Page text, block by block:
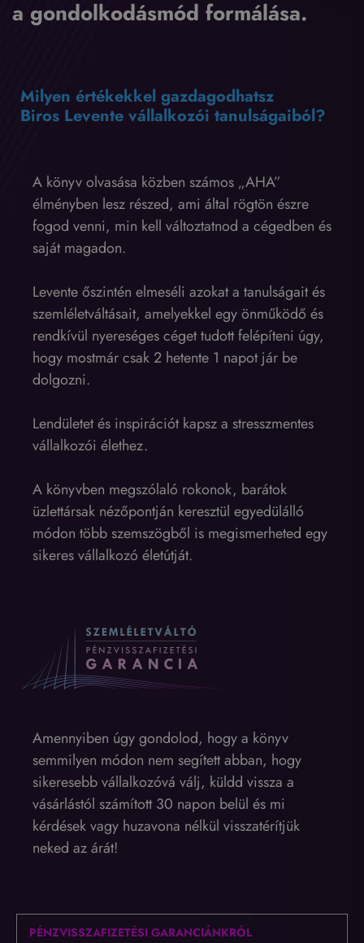
a gondolkodásmód formálása.
Milyen értékekkel gazdagodhatsz
Biros Levente vállalkozói tanulságaiból?
A könyv olvasása közben számos „AHA”
élményben lesz részed, ami által rögtön észre
fogod venni, min kell változtatnod a cégedben és
saját magadon.
Levente őszintén elmeséli azokat a tanulságait és
szemléletváltásait, amelyekkel egy önműködő és
rendkívül nyereséges céget tudott felépíteni úgy,
hogy mostmár csak 2 hetente 1 napot jár be
dolgozni.
Lendületet és inspirációt kapsz a stresszmentes
vállalkozói élethez.
A könyvben megszólaló rokonok, barátok
üzlettársak nézőpontján keresztül egyedülálló
módon több szemszögből is megismerheted egy
sikeres vállalkozó életútját.
Amennyiben úgy gondolod, hogy a könyv
semmilyen módon nem segített abban, hogy
sikeresebb vállalkozóvá válj, küldd vissza a
vásárlástól számított 30 napon belül és mi
kérdések vagy huzavona nélkül visszatérítjük
neked az árát!
PÉNZVISSZAFIZETÉSI GARANCIÁNKRÓL